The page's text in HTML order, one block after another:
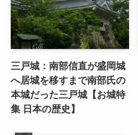
三戸城：南部信直が盛岡城
へ居城を移すまで南部氏の
本城だった三戸城【お城特
集 日本の歴史】